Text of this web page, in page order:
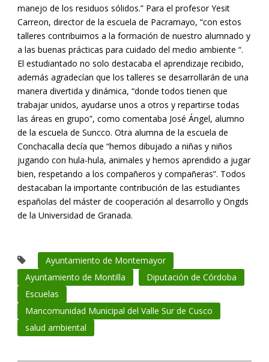
manejo de los residuos sólidos.” Para el profesor Yesit
Carreon, director de la escuela de Pacramayo, “con estos
talleres contribuimos a la formación de nuestro alumnado y
a las buenas prácticas para cuidado del medio ambiente “.
El estudiantado no solo destacaba el aprendizaje recibido,
además agradecían que los talleres se desarrollarán de una
manera divertida y dinámica, “donde todos tienen que
trabajar unidos, ayudarse unos a otros y repartirse todas
las áreas en grupo”, como comentaba José Ángel, alumno
de la escuela de Suncco. Otra alumna de la escuela de
Conchacalla decía que “hemos dibujado a niñas y niños
jugando con hula-hula, animales y hemos aprendido a jugar
bien, respetando a los compañeros y compañeras”. Todos
destacaban la importante contribución de las estudiantes
españolas del máster de cooperación al desarrollo y Ongds
de la Universidad de Granada.
Ayuntamiento de Montemayor
Ayuntamiento de Montilla
Diputación de Córdoba
Escuelas
Mancomunidad Municipal del Valle Sur de Cusco
salud ambiental